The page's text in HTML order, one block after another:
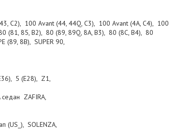
C2), 100 Avant (44, 44Q, C3), 100 Avant (4A, C4), 100
(81, 85, B2), 80 (89, 89Q, 8A, B3), 80 (8C, B4), 80
(89, 8B), SUPER 90,
5 (E28), Z1,
седан ZAFIRA,
(US_), SOLENZA,